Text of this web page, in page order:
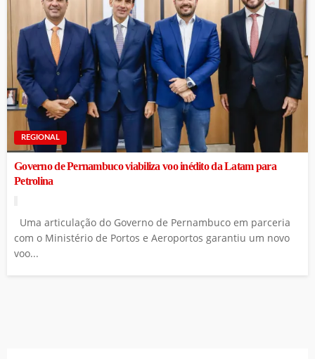
REGIONAL
Governo de Pernambuco viabiliza voo inédito da Latam para
Petrolina
Uma articulação do Governo de Pernambuco em parceria
com o Ministério de Portos e Aeroportos garantiu um novo
voo...